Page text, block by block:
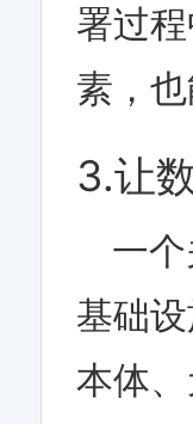
署过
素，
3.让
一
基础
本体